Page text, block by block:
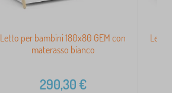
Letto per bambini 180x80 GEM con
materasso bianco
290,30€
Letto